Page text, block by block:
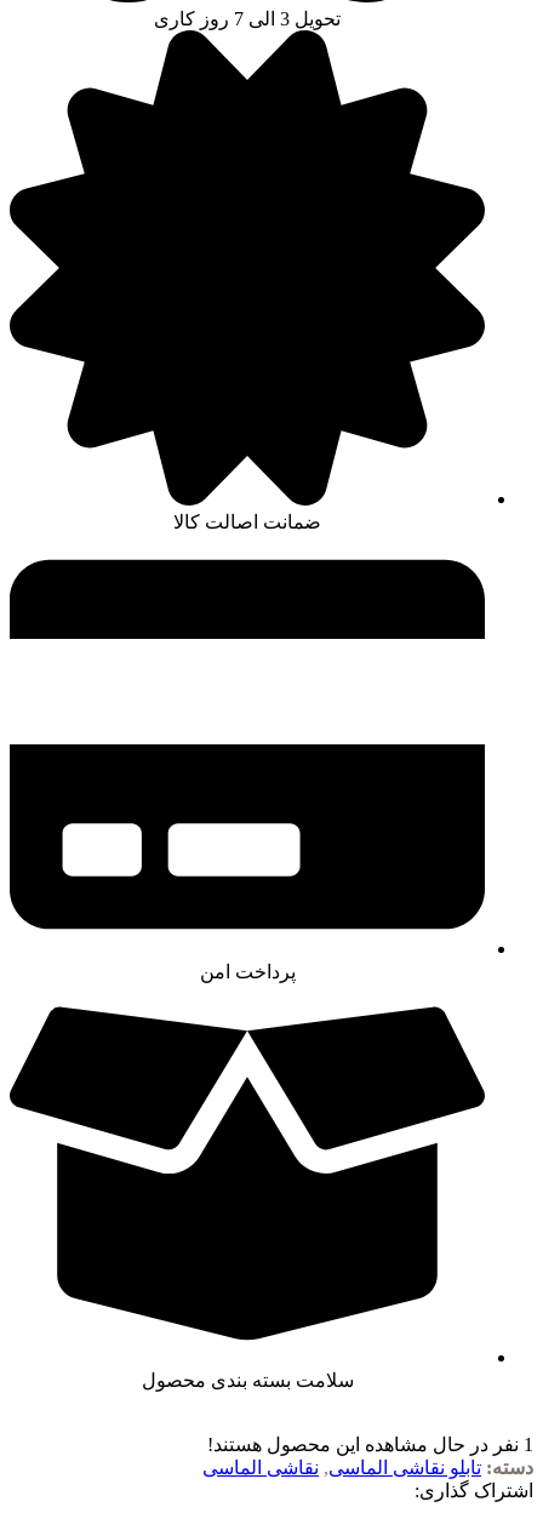
تحویل 3 الی 7 روز کاری
ضمانت اصالت کالا
پرداخت امن
سلامت بسته بندی محصول
1 نفر در حال مشاهده این محصول هستند!
دسته: تابلو نقاشی الماسی, نقاشی الماسی
اشتراک گذاری: